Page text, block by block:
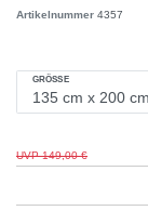
Artikelnummer 4357
GRÖSSE
UVP 149,00 €